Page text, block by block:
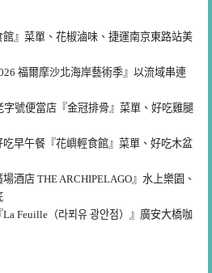
』菜單、花椒滷味、捷運南京東路站美
福爾摩沙北海岸藝術季』以流域串連
字號便當店『金冠排骨』菜單、好吃雞腿
早午餐『花嶼輕食館』菜單、好吃木盆
酒店 THE ARCHIPELAGO』水上樂園、
Feuille（라푀유 광안점）』廣安大橋咖